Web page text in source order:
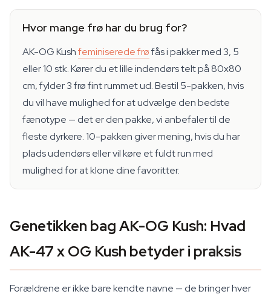
Hvor mange frø har du brug for?
AK-OG Kushfeminiserede frøfås i pakker med 3, 5
eller 10 stk. Kører du et lille indendørs telt på 80x80
cm, fylder 3 frø fint rummet ud. Bestil 5-pakken, hvis
du vil have mulighed for at udvælge den bedste
fænotype — det er den pakke, vi anbefaler til de
fleste dyrkere. 10-pakken giver mening, hvis du har
plads udendørs eller vil køre et fuldt run med
mulighed for at klone dine favoritter.
Genetikken bag AK-OG Kush: Hvad
AK-47 x OG Kush betyder i praksis
Forældrene er ikke bare kendte navne — de bringer hver